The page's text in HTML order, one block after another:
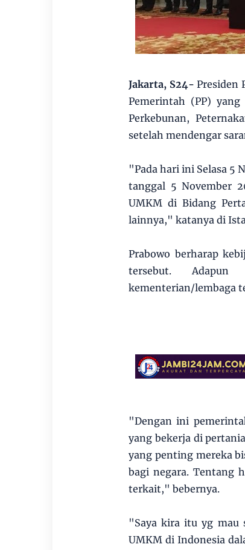
Jakarta, S24-Presiden
Pemerintah (PP)
Perkebunan,
setelah mendengar
"Pada hari ini Selasa 5
tanggal 5 November
UMKM di Bidang
lainnya," katanya di
Prabowo berharap
tersebut.
kementerian/lembaga
"Dengan ini
yang bekerja di
yang penting mereka
bagi negara. Tentang
terkait," bebernya.
"Saya kira itu yg mau
UMKM di Indonesia